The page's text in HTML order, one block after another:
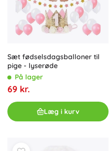
Sæt fødselsdagsballoner til
pige - lyserøde
På lager
69 kr.
Læg i kurv